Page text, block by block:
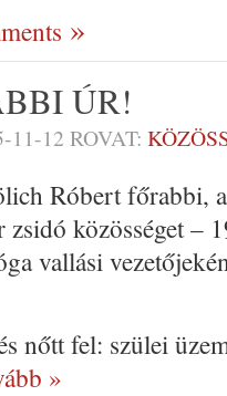
ÚR!
11-12 ROVAT:
Róbert főrabbi,
zsidó közösséget –
vallási
nőtt fel: szülei
»